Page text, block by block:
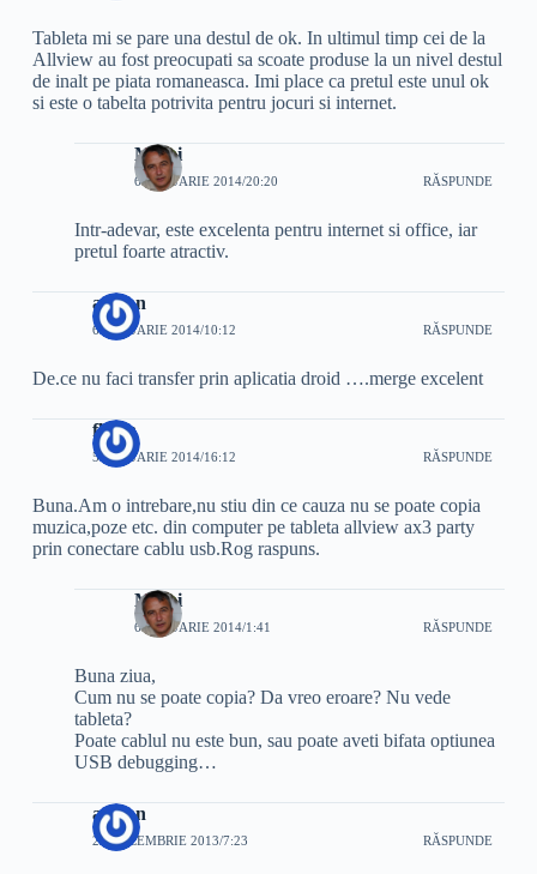
Tableta mi se pare una destul de ok. In ultimul timp cei de la
Allview au fost preocupati sa scoate produse la un nivel destul
de inalt pe piata romaneasca. Imi place ca pretul este unul ok
si este o tabelta potrivita pentru jocuri si internet.
Mihai
6 IANUARIE 2014/20:20 RĂSPUNDE
Intr-adevar, este excelenta pentru internet si office, iar
pretul foarte atractiv.
adrian
6 IANUARIE 2014/10:12 RĂSPUNDE
De.ce nu faci transfer prin aplicatia droid ….merge excelent
florin
5 IANUARIE 2014/16:12 RĂSPUNDE
Buna.Am o intrebare,nu stiu din ce cauza nu se poate copia
muzica,poze etc. din computer pe tableta allview ax3 party
prin conectare cablu usb.Rog raspuns.
Mihai
6 IANUARIE 2014/1:41 RĂSPUNDE
Buna ziua,
Cum nu se poate copia? Da vreo eroare? Nu vede
tableta?
Poate cablul nu este bun, sau poate aveti bifata optiunea
USB debugging…
adrian
22 DECEMBRIE 2013/7:23 RĂSPUNDE